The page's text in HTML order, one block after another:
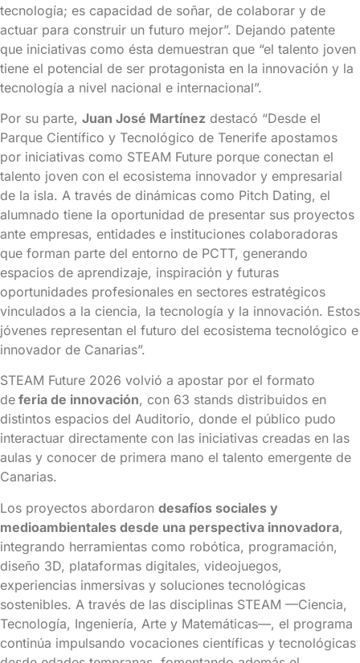
tecnología; es capacidad de soñar, de colaborar y de
actuar para construir un futuro mejor”. Dejando patente
que iniciativas como ésta demuestran que “el talento joven
tiene el potencial de ser protagonista en la innovación y la
tecnología a nivel nacional e internacional”.
Por su parte, Juan José Martínez destacó “Desde el
Parque Científico y Tecnológico de Tenerife apostamos
por iniciativas como STEAM Future porque conectan el
talento joven con el ecosistema innovador y empresarial
de la isla. A través de dinámicas como Pitch Dating, el
alumnado tiene la oportunidad de presentar sus proyectos
ante empresas, entidades e instituciones colaboradoras
que forman parte del entorno de PCTT, generando
espacios de aprendizaje, inspiración y futuras
oportunidades profesionales en sectores estratégicos
vinculados a la ciencia, la tecnología y la innovación. Estos
jóvenes representan el futuro del ecosistema tecnológico e
innovador de Canarias”.
STEAM Future 2026 volvió a apostar por el formato
de feria de innovación, con 63 stands distribuidos en
distintos espacios del Auditorio, donde el público pudo
interactuar directamente con las iniciativas creadas en las
aulas y conocer de primera mano el talento emergente de
Canarias.
Los proyectos abordaron desafíos sociales y
medioambientales desde una perspectiva innovadora,
integrando herramientas como robótica, programación,
diseño 3D, plataformas digitales, videojuegos,
experiencias inmersivas y soluciones tecnológicas
sostenibles. A través de las disciplinas STEAM —Ciencia,
Tecnología, Ingeniería, Arte y Matemáticas—, el programa
continúa impulsando vocaciones científicas y tecnológicas